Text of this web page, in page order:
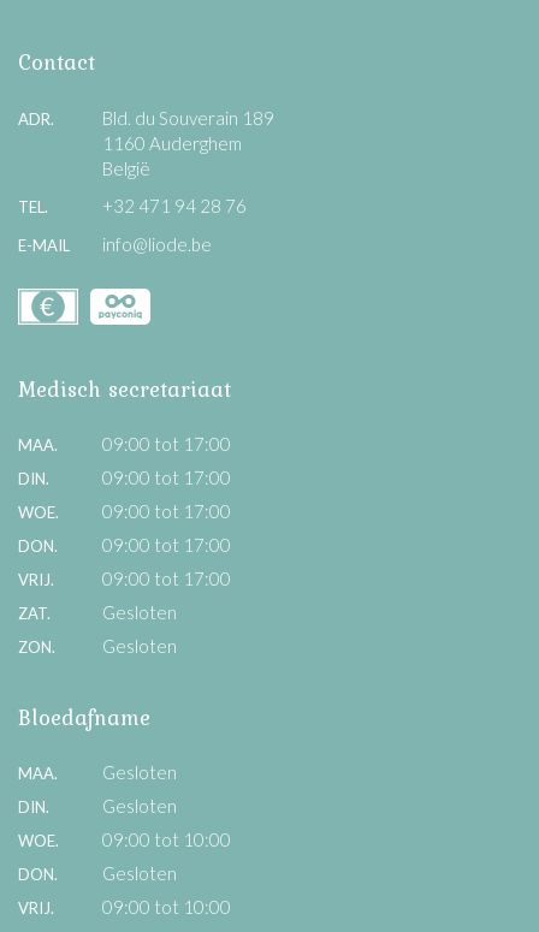
Contact
ADR.
Bld. du Souverain 189
1160 Auderghem
België
TEL. +32 471 94 28 76
E-MAIL info@liode.be
Medisch secretariaat
MAA. 09:00 tot 17:00
DIN. 09:00 tot 17:00
WOE. 09:00 tot 17:00
DON. 09:00 tot 17:00
VRIJ. 09:00 tot 17:00
ZAT. Gesloten
ZON. Gesloten
Bloedafname
MAA. Gesloten
DIN. Gesloten
WOE. 09:00 tot 10:00
DON. Gesloten
VRIJ. 09:00 tot 10:00